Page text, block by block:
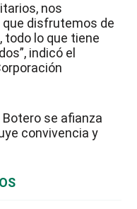
nos
disfrutemos de
todo lo que tiene
indicó el
se afianza
convivencia y